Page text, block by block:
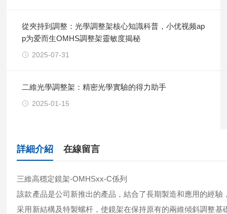
從夾持到調整：光學調整架核心知識科普，小优视频ap
p为爱而生OMHS調整架靈敏度揭秘
2025-07-31
二維光學調整架：精密光學實驗的得力助手
2025-01-15
詳細介紹 在線留言
三維高穩定鏡架-OMHSxx-C係列
該款產品是公司新推出的產品，結合了長期製造和應用的經驗
采用新結構及特製螺杆，使鏡架在保持原有的兩維傾斜調整基